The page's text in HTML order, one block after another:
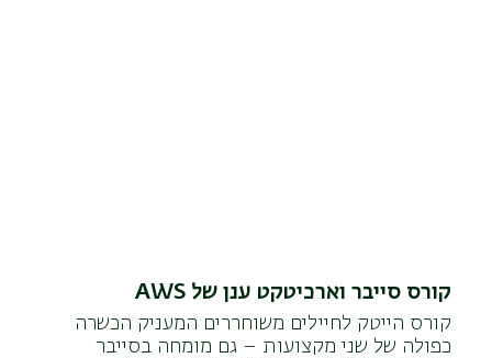
קורס סייבר וארכיטקט ענן של AWS
קורס הייטק לחיילים משוחררים המעניק הכשרה
כפולה של שני מקצועות – גם מומחה בסייבר